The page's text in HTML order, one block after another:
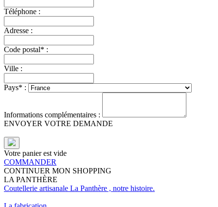
Téléphone :
Adresse :
Code postal* :
Ville :
Pays* :
Informations complémentaires :
ENVOYER VOTRE DEMANDE
Votre panier est vide
COMMANDER
CONTINUER MON SHOPPING
LA PANTHÈRE
Coutellerie artisanale La Panthère , notre histoire.